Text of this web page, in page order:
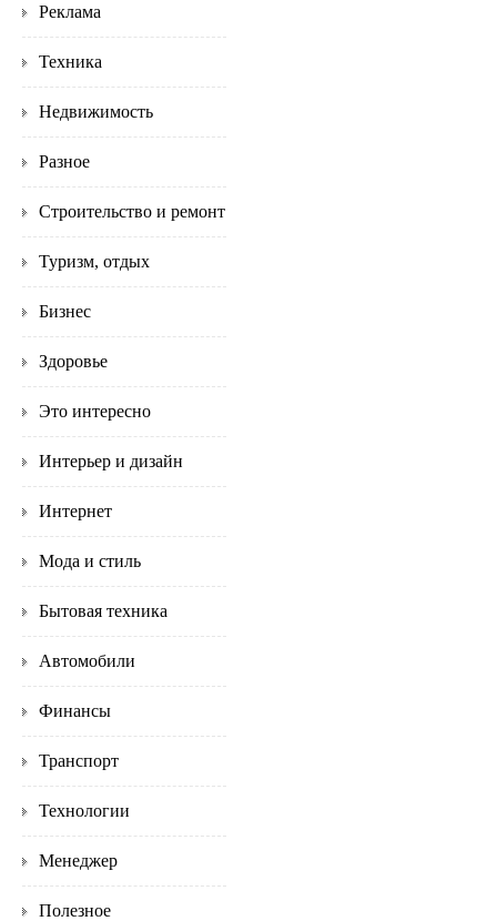
Реклама
Техника
Недвижимость
Разное
Строительство и ремонт
Туризм, отдых
Бизнес
Здоровье
Это интересно
Интерьер и дизайн
Интернет
Мода и стиль
Бытовая техника
Автомобили
Финансы
Транспорт
Технологии
Менеджер
Полезное